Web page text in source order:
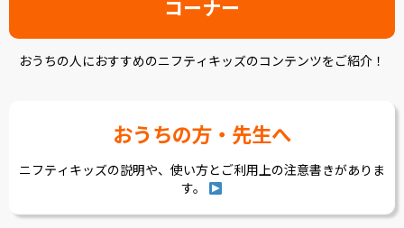
コーナー
おうちの人におすすめのニフティキッズのコンテンツをご紹介！
おうちの方・先生へ
ニフティキッズの説明や、使い方とご利用上の注意書きがありま
す。